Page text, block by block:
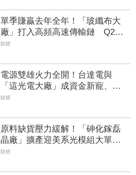
單季賺贏去年全年！「玻纖布大
廠」打入高頻高速傳輸鏈 Q2獲
利暴增84%創新高
財經
電源雙雄火力全開！台達電與
「這光電大廠」成資金新寵、
EPS衝上3.07元 營運續衝高
財經
原料缺貨壓力緩解！「砷化鎵磊
晶廠」擴產迎美系光模組大單
目標價上探430元
財經